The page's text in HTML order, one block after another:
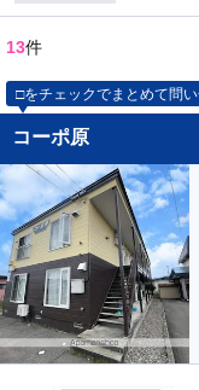
13件
□をチェックでまとめて問
コーポ原